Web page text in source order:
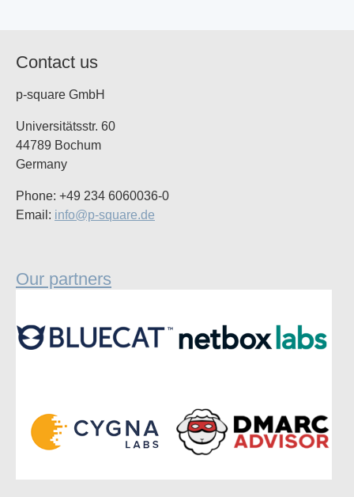
Contact us
p-square GmbH
Universitätsstr. 60
44789 Bochum
Germany
Phone: +49 234 6060036-0
Email: info@p-square.de
Our partners